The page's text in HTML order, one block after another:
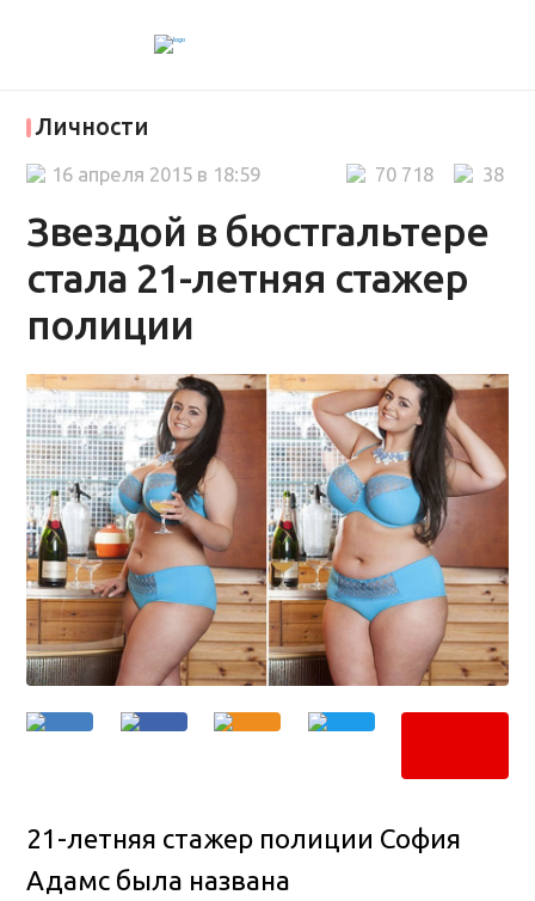
Личности
Звездой в бюстгальтере
стала 21-летняя стажер
полиции
38
70 718
16 апреля 2015 в 18:59
21-летняя стажер полиции София
Адамс была названа